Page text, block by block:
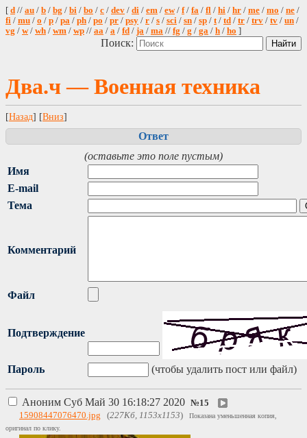
[ d // au / b / bg / bi / bo / c / dev / di / em / ew/ f/ fa / fl / hi / hr / me / mo / ne /
fi / mu / o / p / pa / ph / po / pr / psy / r / s / sci / sn / sp / t/ td / tr / trv / tv / un /
vg / w/ wh / wm / wp // aa / a / fd / ja / ma // fg / g / ga / h / ho ]
Поиск:
Два.ч — Военная техника
[Назад] [Вниз]
Ответ
(оставьте это поле пустым)
Имя
E-mail
Тема
Комментарий
Файл
Подтверждение
Пароль (чтобы удалить пост или файл)
Аноним Суб Май 30 16:18:27 2020 №15
15908447076470.jpg (227Кб, 1153x1153)
Показана уменьшенная копия,
оригинал по клику.